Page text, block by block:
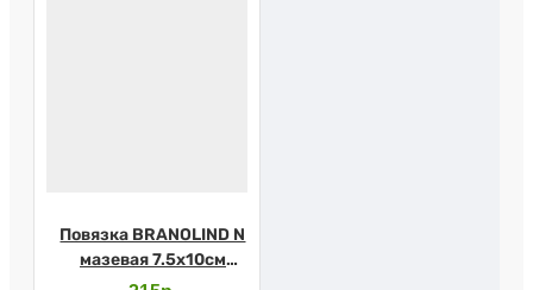
Повязка BRANOLIND N
мазевая 7.5х10см
стер.